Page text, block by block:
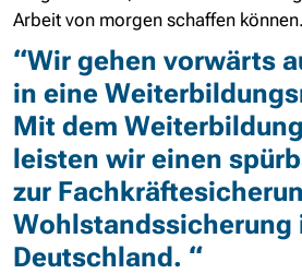
Arbeit von morgen schaffen können.
“Wir gehen vorwärts
in eine
Mit dem
leisten wir einen
zur
Wohlstandssicherung
Deutschland. “